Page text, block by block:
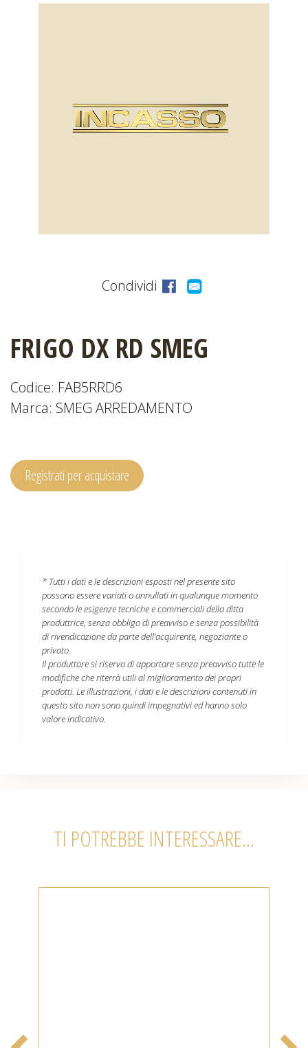
CATALOGHI
EVENTI
NEWS
Condividi
FRIGO DX RD SMEG
Codice: FAB5RRD6
Marca: SMEG ARREDAMENTO
Registrati per acquistare
* Tutti i dati e le descrizioni esposti nel presente sito
possono essere variati o annullati in qualunque momento
secondo le esigenze tecniche e commerciali della ditta
produttrice, senza obbligo di preavviso e senza possibilità
di rivendicazione da parte dell'acquirente, negoziante o
privato.
Il produttore si riserva di apportare senza preavviso tutte le
modifiche che riterrà utili al miglioramento dei propri
prodotti. Le illustrazioni, i dati e le descrizioni contenuti in
questo sito non sono quindi impegnativi ed hanno solo
valore indicativo.
TI POTREBBE INTERESSARE...